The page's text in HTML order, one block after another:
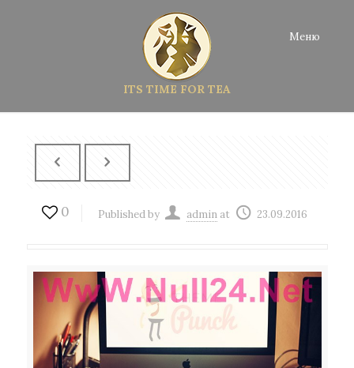
Меню
ITS TIME FOR TEA
0 Published by admin at 23.09.2016